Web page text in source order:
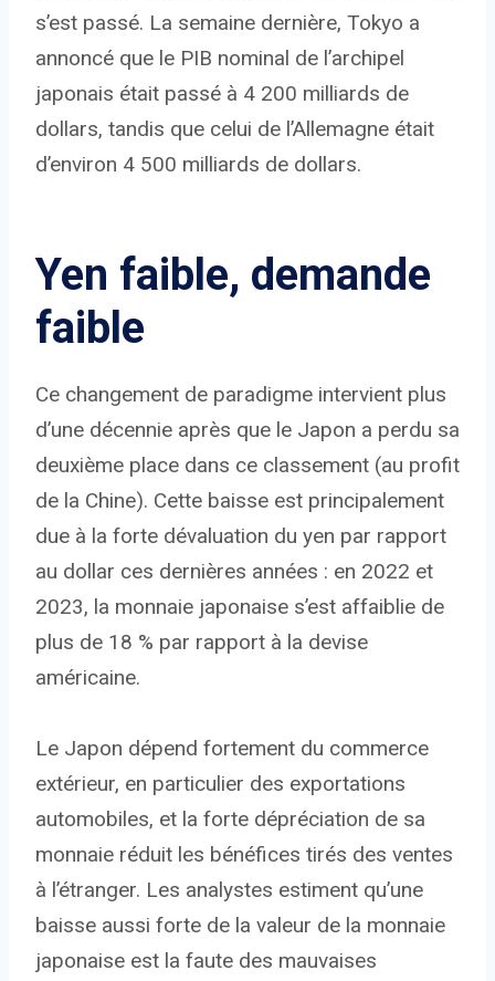
s’est passé. La semaine dernière, Tokyo a
annoncé que le PIB nominal de l’archipel
japonais était passé à 4 200 milliards de
dollars, tandis que celui de l’Allemagne était
d’environ 4 500 milliards de dollars.
Yen faible, demande
faible
Ce changement de paradigme intervient plus
d’une décennie après que le Japon a perdu sa
deuxième place dans ce classement (au profit
de la Chine). Cette baisse est principalement
due à la forte dévaluation du yen par rapport
au dollar ces dernières années : en 2022 et
2023, la monnaie japonaise s’est affaiblie de
plus de 18 % par rapport à la devise
américaine.
Le Japon dépend fortement du commerce
extérieur, en particulier des exportations
automobiles, et la forte dépréciation de sa
monnaie réduit les bénéfices tirés des ventes
à l’étranger. Les analystes estiment qu’une
baisse aussi forte de la valeur de la monnaie
japonaise est la faute des mauvaises